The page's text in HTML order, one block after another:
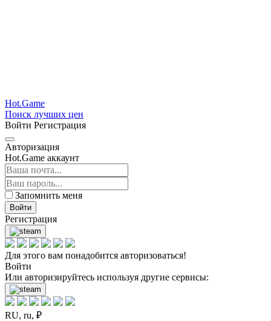
Hot.Game
Поиск лучших цен
Войти Регистрация
Авторизация
Hot.Game аккаунт
Запомнить меня
Войти
Регистрация
Для этого вам понадобится авторизоваться!
Войти
Или авторизируйтесь используя другие сервисы:
RU, ru, ₽